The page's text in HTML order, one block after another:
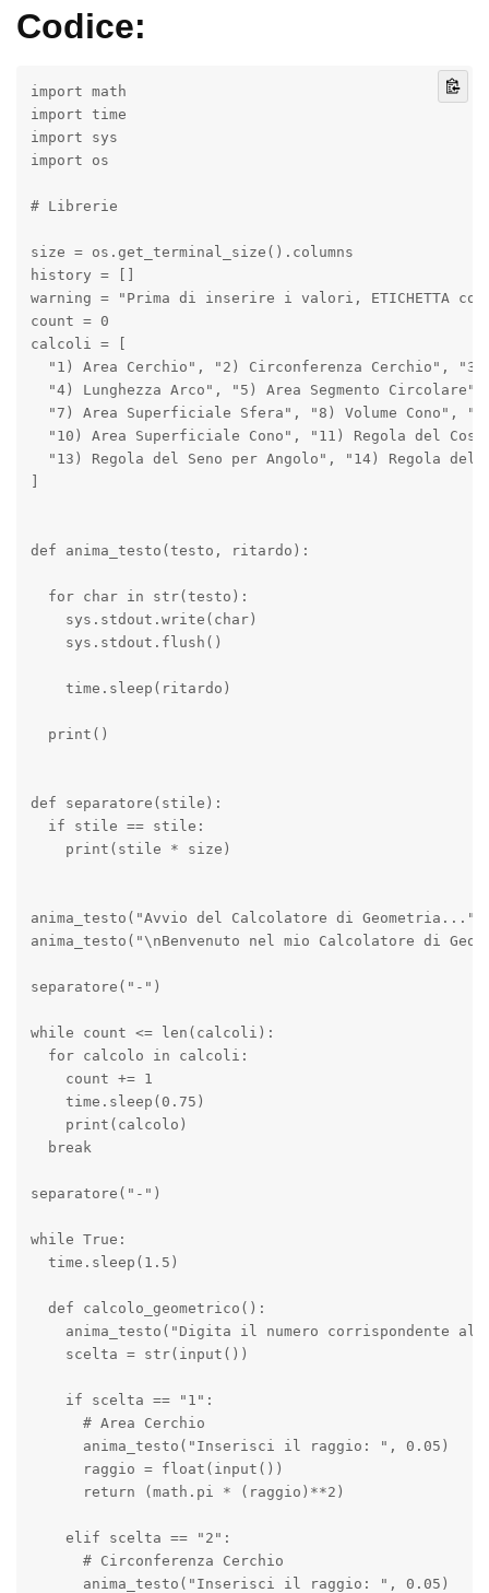
Codice:
import math
import time
import sys
import os
# Librerie
size = os.get_terminal_size().columns
history = []
warning = "Prima di inserire i valori, ETICHETTA
count = 0
calcoli = [
"1) Area Cerchio", "2) Circonferenza Cerchio",
"4) Lunghezza Arco", "5) Area Segmento
"7) Area Superficiale Sfera", "8) Volume Cono",
"10) Area Superficiale Cono", "11) Regola del
"13) Regola del Seno per Angolo", "14) Regola del
def anima_testo(testo, ritardo):
  for char in str(testo):
    sys.stdout.write(char)
    sys.stdout.flush()
    time.sleep(ritardo)
  print()
def separatore(stile):
  if stile == stile:
    print(stile * size)
anima_testo("Avvio del Calcolatore di
anima_testo("\nBenvenuto nel mio Calcolatore di
separatore("-")
while count <= len(calcoli):
  for calcolo in calcoli:
    count += 1
    time.sleep(0.75)
    print(calcolo)
  break
separatore("-")
while True:
  time.sleep(1.5)
  def calcolo_geometrico():
anima_testo("Digita il numero corrispondente al
    scelta = str(input())
    if scelta == "1":
      # Area Cerchio
      anima_testo("Inserisci il raggio: ", 0.05)
      raggio = float(input())
      return (math.pi * (raggio)**2)
    elif scelta == "2":
      # Circonferenza Cerchio
      anima_testo("Inserisci il raggio: ", 0.05)